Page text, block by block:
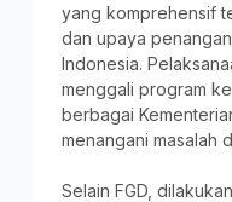
yang komprehensif
dan upaya
Indonesia.
menggali program
berbagai
menangani masalah
Selain FGD,